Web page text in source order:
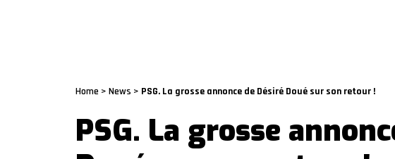
Home > News > PSG. La grosse annonce de Désiré Doué sur son retour !
PSG. La grosse